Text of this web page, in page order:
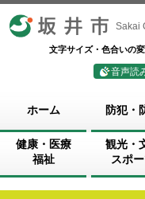
坂井市 Sakai
文字サイズ・色合いの
音声読
ホーム 防犯・
健康・医療
福祉
観光・
スポ